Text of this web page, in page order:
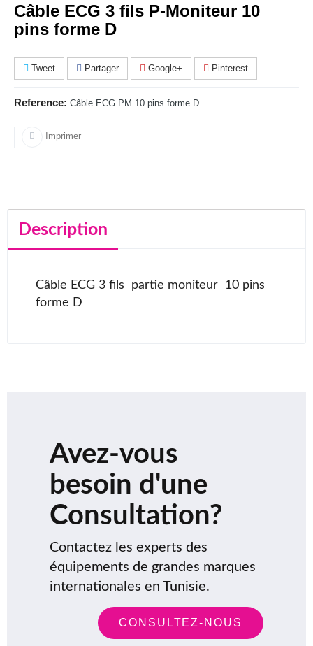
Câble ECG 3 fils P-Moniteur 10
pins forme D
Tweet Partager Google+ Pinterest
Reference: Câble ECG PM 10 pins forme D
Imprimer
Description
Câble ECG 3 fils partie moniteur 10 pins
forme D
Avez-vous
besoin d'une
Consultation?
Contactez les experts des
équipements de grandes marques
internationales en Tunisie.
CONSULTEZ-NOUS